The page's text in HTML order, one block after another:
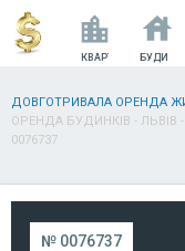
КВАРТИРИ БУДИНКИ
ДОВГОТРИВАЛА ОРЕНДА
ОРЕНДА БУДИНКІВ -
0076737
№ 0076737